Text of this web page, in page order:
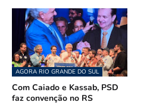
AGORA RIO GRANDE DO SUL
Com Caiado e Kassab, PSD
faz convenção no RS